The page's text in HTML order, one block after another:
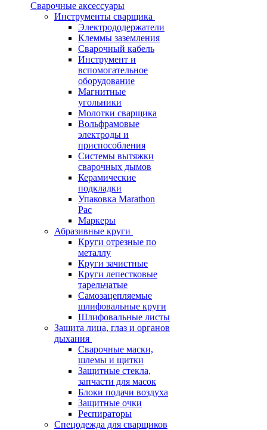
Сварочные аксессуары
Инструменты сварщика
Электрододержатели
Клеммы заземления
Сварочный кабель
Инструмент и
вспомогательное
оборудование
Магнитные
угольники
Молотки сварщика
Вольфрамовые
электроды и
приспособления
Системы вытяжки
сварочных дымов
Керамические
подкладки
Упаковка Marathon
Pac
Маркеры
Абразивные круги
Круги отрезные по
металлу
Круги зачистные
Круги лепестковые
тарельчатые
Самозацепляемые
шлифовальные круги
Шлифовальные листы
Защита лица, глаз и органов
дыхания
Сварочные маски,
шлемы и щитки
Защитные стекла,
запчасти для масок
Блоки подачи воздуха
Защитные очки
Респираторы
Спецодежда для сварщиков